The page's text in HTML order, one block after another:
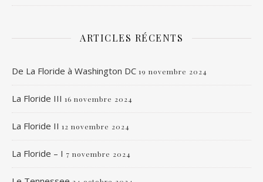
ARTICLES RÉCENTS
De La Floride à Washington DC 19 novembre 2024
La Floride III 16 novembre 2024
La Floride II 12 novembre 2024
La Floride – I 7 novembre 2024